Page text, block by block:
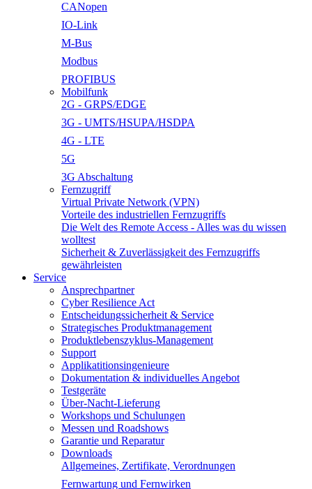
CANopen
IO-Link
M-Bus
Modbus
PROFIBUS
Mobilfunk
2G - GRPS/EDGE
3G - UMTS/HSUPA/HSDPA
4G - LTE
5G
3G Abschaltung
Fernzugriff
Virtual Private Network (VPN)
Vorteile des industriellen Fernzugriffs
Die Welt des Remote Access - Alles was du wissen
wolltest
Sicherheit & Zuverlässigkeit des Fernzugriffs
gewährleisten
Service
Ansprechpartner
Cyber Resilience Act
Entscheidungssicherheit & Service
Strategisches Produktmanagement
Produktlebenszyklus-Management
Support
Applikatitionsingenieure
Dokumentation & individuelles Angebot
Testgeräte
Über-Nacht-Lieferung
Workshops und Schulungen
Messen und Roadshows
Garantie und Reparatur
Downloads
Allgemeines, Zertifikate, Verordnungen
Fernwartung und Fernwirken